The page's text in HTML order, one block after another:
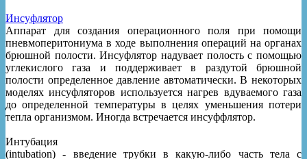
Инсуфлятор
Аппарат для создания операционного поля при помощи
пневмоперитониума в ходе выполнения операций на органах
брюшной полости. Инсуфлятор надувает полость с помощью
углекислого газа и поддерживает в раздутой брюшной
полости определенное давление автоматически. В некоторых
моделях инсуфляторов используется нагрев вдуваемого газа
до определенной температуры в целях уменьшения потери
тепла организмом. Иногда встречается инсуффлятор.
Интубация
(intubation) - введение трубки в какую-либо часть тела с